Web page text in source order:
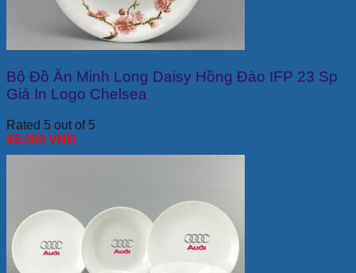
Bộ Đồ Ăn Minh Long Daisy Hồng Đào IFP 23 Sp
Giá In Logo Chelsea
Rated 5 out of 5
45,000 VNĐ